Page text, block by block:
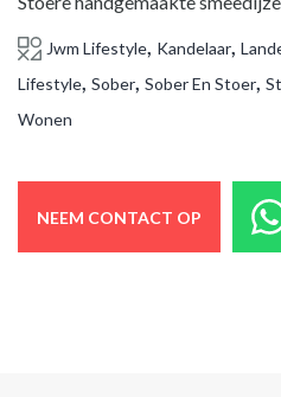
Jwm Lifestyle, Kandelaar,
Lifestyle, Sober, Sober En Stoer,
Wonen
NEEM CONTACT OP